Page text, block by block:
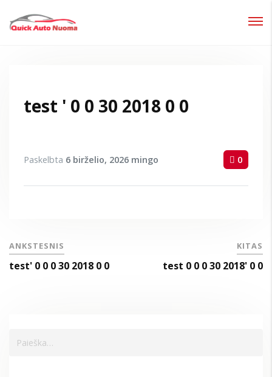
test ' 0 0 30 2018 0 0
Paskelbta 6 birželio, 2026 mingo 0
ANKSTESNIS
test' 0 0 0 30 2018 0 0
KITAS
test 0 0 0 30 2018' 0 0